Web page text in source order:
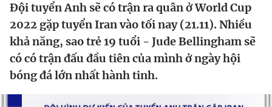
Video Magazine
Sản phẩm khác
Đội tuyển Anh sẽ có trận ra quân ở World Cup
2022 gặp tuyển Iran vào tối nay (21.11). Nhiều
khả năng, sao trẻ 19 tuổi - Jude Bellingham sẽ
có có trận đấu đầu tiên của mình ở ngày hội
bóng đá lớn nhất hành tinh.